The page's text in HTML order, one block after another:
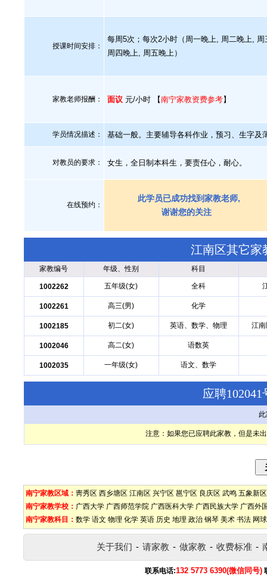
授课时间安排：
每周5次；每次2小时（周一晚上, 周二晚上, 周
周四晚上, 周五晚上）
家教老师报酬： 面议 元/小时 【南宁家教资费参考】
学员情况描述： 基础一般。主要辅导各科作业，预习、生字及
对教员的要求： 女生，全日制本科生，要责任心，耐心。
在线预约：
此学员已成功找到家教老师,
谢谢您的关注
江南区其它家
家教编号 年级、性别 科目
1002262 五年级(女) 全科
1002261 高三(男) 化学
1002185 初二(女) 英语、数学、物理 江
1002046 高二(女) 语数英
1002035 一年级(女) 语文、数学
应聘
注意：如果您已应聘此家教，但是未
南宁家教区域： 靑秀区 西乡塘区 江南区 兴宁区 邕宁区 良庆区 武鸣 五象新区
南宁家教学校： 广西大学 广西师范学院 广西医科大学 广西民族大学 广西外
南宁家教科目： 数学 语文 物理 化学 英语 历史 地理 政治 钢琴 美术 书法 网球
关于我们 - 请家教 - 做家教 - 收费标准 -
联系电话:132 5773 6390(微信同号)